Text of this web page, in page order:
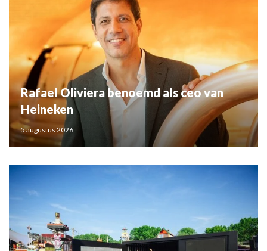
Rafael Oliviera benoemd als ceo van
Heineken
5 augustus 2026